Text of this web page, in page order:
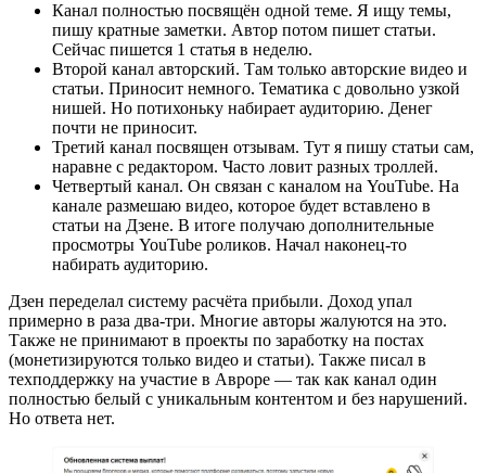
Канал полностью посвящён одной теме. Я ищу темы,
пишу кратные заметки. Автор потом пишет статьи.
Сейчас пишется 1 статья в неделю.
Второй канал авторский. Там только авторские видео и
статьи. Приносит немного. Тематика с довольно узкой
нишей. Но потихоньку набирает аудиторию. Денег
почти не приносит.
Третий канал посвящен отзывам. Тут я пишу статьи сам,
наравне с редактором. Часто ловит разных троллей.
Четвертый канал. Он связан с каналом на YouTube. На
канале размешаю видео, которое будет вставлено в
статьи на Дзене. В итоге получаю дополнительные
просмотры YouTube роликов. Начал наконец-то
набирать аудиторию.
Дзен переделал систему расчёта прибыли. Доход упал
примерно в раза два-три. Многие авторы жалуются на это.
Также не принимают в проекты по заработку на постах
(монетизируются только видео и статьи). Также писал в
техподдержку на участие в Авроре — так как канал один
полностью белый с уникальным контентом и без нарушений.
Но ответа нет.